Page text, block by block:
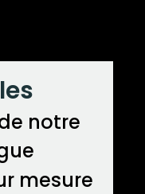
notre
mesure